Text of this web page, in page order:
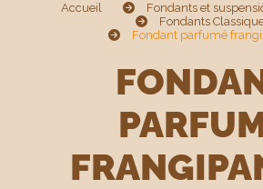
Accueil
Fondants et
Fondants
Fondant parfumé
FONDANT